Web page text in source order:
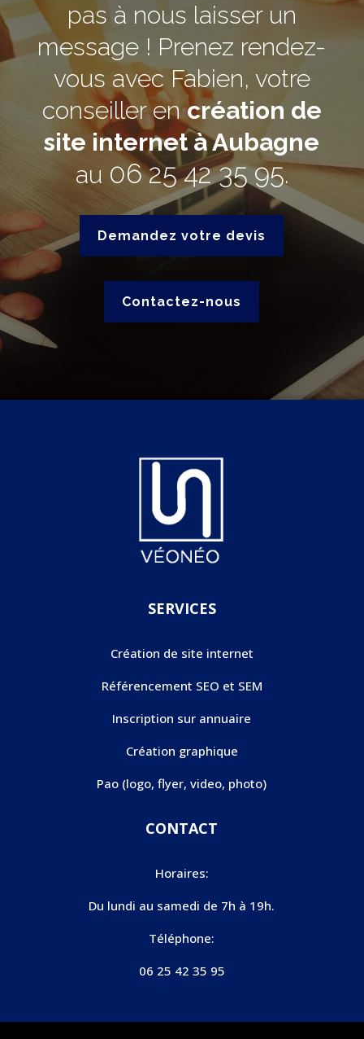
pas à nous laisser un
message ! Prenez rendez-
vous avec Fabien, votre
conseiller encréation de
site internet à Aubagne
au 06 25 42 35 95.
Demandez votre devis
Contactez-nous
SERVICES
Création de site internet
Référencement SEO et SEM
Inscription sur annuaire
Création graphique
Pao (logo, flyer, video, photo)
CONTACT
Horaires:
Du lundi au samedi de 7h à 19h.
Téléphone:
06 25 42 35 95